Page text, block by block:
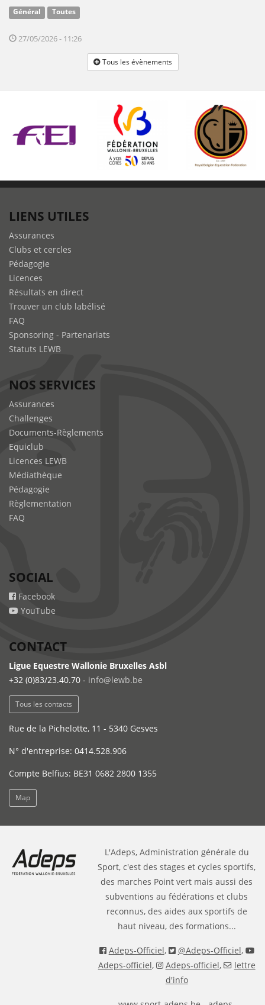
Général Toutes
27/05/2026 - 11:26
Tous les évènements
LIENS UTILES
Assurances
Clubs et cercles
Pédagogie
Licences
Résultats en direct
Trouver un club labélisé
FAQ
Sponsoring - Partenariats
Statuts LEWB
NOS SERVICES
Assurances
Challenges
Documents-Règlements
Equiclub
Licences LEWB
Médiathèque
Pédagogie
Règlementation
FAQ
SOCIAL
Facebook
YouTube
CONTACT
Ligue Equestre Wallonie Bruxelles Asbl
+32 (0)83/23.40.70 - info@lewb.be
Tous les contacts
Rue de la Pichelotte, 11 - 5340 Gesves
N° d'entreprise: 0414.528.906
Compte Belfius: BE31 0682 2800 1355
Map
L'Adeps, Administration générale du
Sport, c'est des stages et cycles sportifs,
des marches Point vert mais aussi des
subventions au fédérations et clubs
reconnus, des aides aux sportifs de
haut niveau, des formations...
Adeps-Officiel, @Adeps-Officiel,
Adeps-officiel, Adeps-officiel,
lettre
d'info